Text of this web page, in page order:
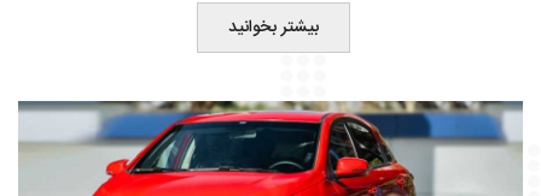
بیشتر بخوانید